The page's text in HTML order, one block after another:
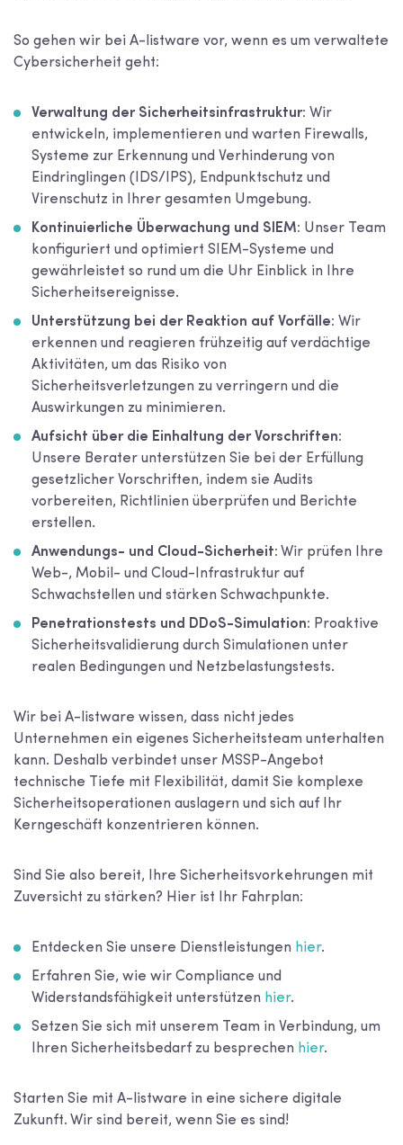
So gehen wir bei A-listware vor, wenn es um verwaltete
Cybersicherheit geht:
Verwaltung der Sicherheitsinfrastruktur: Wir
entwickeln, implementieren und warten Firewalls,
Systeme zur Erkennung und Verhinderung von
Eindringlingen (IDS/IPS), Endpunktschutz und
Virenschutz in Ihrer gesamten Umgebung.
Kontinuierliche Überwachung und SIEM: Unser Team
konfiguriert und optimiert SIEM-Systeme und
gewährleistet so rund um die Uhr Einblick in Ihre
Sicherheitsereignisse.
Unterstützung bei der Reaktion auf Vorfälle: Wir
erkennen und reagieren frühzeitig auf verdächtige
Aktivitäten, um das Risiko von
Sicherheitsverletzungen zu verringern und die
Auswirkungen zu minimieren.
Aufsicht über die Einhaltung der Vorschriften:
Unsere Berater unterstützen Sie bei der Erfüllung
gesetzlicher Vorschriften, indem sie Audits
vorbereiten, Richtlinien überprüfen und Berichte
erstellen.
Anwendungs- und Cloud-Sicherheit: Wir prüfen Ihre
Web-, Mobil- und Cloud-Infrastruktur auf
Schwachstellen und stärken Schwachpunkte.
Penetrationstests und DDoS-Simulation: Proaktive
Sicherheitsvalidierung durch Simulationen unter
realen Bedingungen und Netzbelastungstests.
Wir bei A-listware wissen, dass nicht jedes
Unternehmen ein eigenes Sicherheitsteam unterhalten
kann. Deshalb verbindet unser MSSP-Angebot
technische Tiefe mit Flexibilität, damit Sie komplexe
Sicherheitsoperationen auslagern und sich auf Ihr
Kerngeschäft konzentrieren können.
Sind Sie also bereit, Ihre Sicherheitsvorkehrungen mit
Zuversicht zu stärken? Hier ist Ihr Fahrplan:
Entdecken Sie unsere Dienstleistungen hier.
Erfahren Sie, wie wir Compliance und
Widerstandsfähigkeit unterstützen hier.
Setzen Sie sich mit unserem Team in Verbindung, um
Ihren Sicherheitsbedarf zu besprechen hier.
Starten Sie mit A-listware in eine sichere digitale
Zukunft. Wir sind bereit, wenn Sie es sind!